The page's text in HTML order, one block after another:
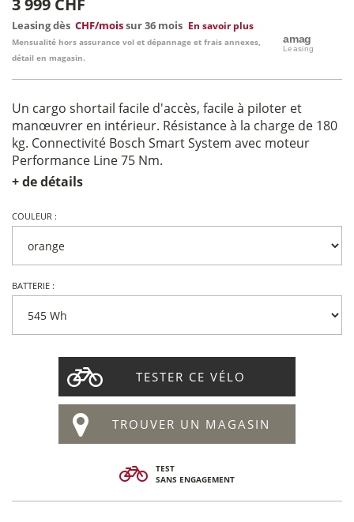
3 999 CHF
Leasing dès CHF/moissur 36 mois En savoir plus
Mensualité hors assurance vol et dépannage et frais annexes,
détail en magasin.
Un cargo shortail facile d'accès, facile à piloter et
manœuvrer en intérieur. Résistance à la charge de 180
kg. Connectivité Bosch Smart System avec moteur
Performance Line 75 Nm.
+ de détails
COULEUR :
BATTERIE :
TESTER CE VÉLO
TROUVER UN MAGASIN
TEST
SANS ENGAGEMENT